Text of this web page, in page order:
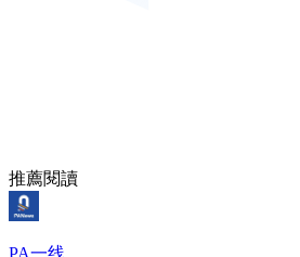
推薦閱讀
PA一线